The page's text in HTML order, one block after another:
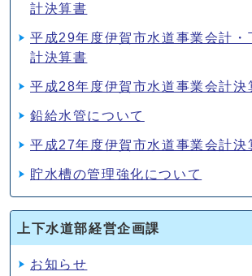
計決算書
平成29年度伊賀市水道事業会計・
計決算書
平成28年度伊賀市水道事業会計決
鉛給水管について
平成27年度伊賀市水道事業会計決
貯水槽の管理強化について
上下水道部経営企画課
お知らせ